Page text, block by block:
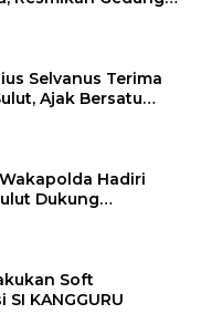
Selvanus Terima
Ajak Bersatu
Hadiri
Dukung
Soft
KANGGURU